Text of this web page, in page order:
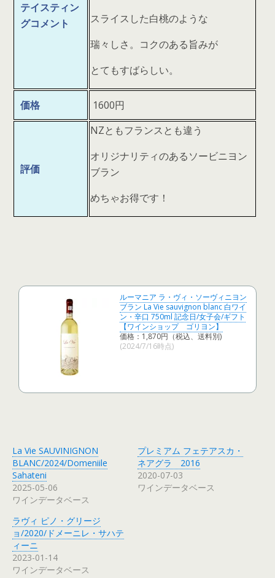
テイスティン
グコメント
スライスした白桃のような
瑞々しさ。コクのある旨みが
とてもすばらしい。
価格 1600円
評価
NZともフランスとも違う
オリジナリティのあるソービニヨン
ブラン
めちゃお得です！
ルーマニア ラ・ヴィ・ソーヴィニヨン
ブラン La Vie sauvignon blanc 白ワイ
ン・辛口 750ml 記念日/女子会/ギフト
【ワインショップ ゴリヨン】
価格：1,870円（税込、送料別)
(2024/7/16時点)
La Vie SAUVINIGNON
BLANC/2024/Domeniile
Sahateni
2025-05-06
ワインデータベース
プレミアム フェテアスカ・
ネアグラ 2016
2020-07-03
ワインデータベース
ラヴィ ピノ・グリージ
ョ/2020/ドメーニレ・サハテ
ィーニ
2023-01-14
ワインデータベース